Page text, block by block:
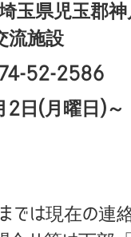
玉県児玉郡
流施設
52-2586
日(月曜日)～
は現在の連絡